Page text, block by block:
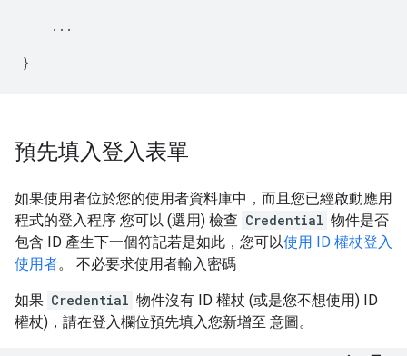
...
}
預先填入登入表單
如果使用者位於您的使用者資料庫中，而且您已經啟動應用
程式的登入程序 您可以 (選用) 檢查 Credential 物件是否
包含 ID 產生下一個符記若是如此，您可以使用 ID 權杖登入
使用者。 不必要求使用者輸入密碼
如果 Credential 物件沒有 ID 權杖 (或是您不想使用) ID
權杖)，請在登入欄位預先填入您新增至 意圖。